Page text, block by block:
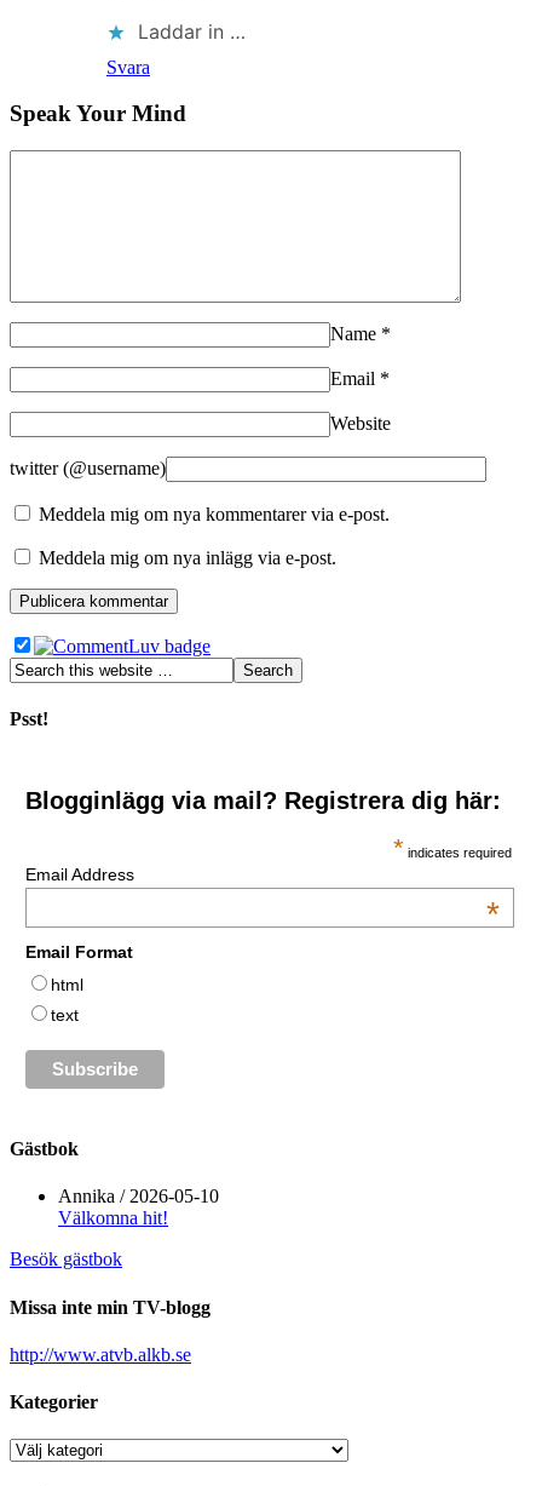
Laddar in …
Svara
Speak Your Mind
Name *
Email *
Website
twitter (@username)
Meddela mig om nya kommentarer via e-post.
Meddela mig om nya inlägg via e-post.
Psst!
Blogginlägg via mail? Registrera dig här:
* indicates required
Email Address
*
Email Format
html
text
Gästbok
Annika / 2026-05-10
Välkomna hit!
Besök gästbok
Missa inte min TV-blogg
http://www.atvb.alkb.se
Kategorier
Kategorier